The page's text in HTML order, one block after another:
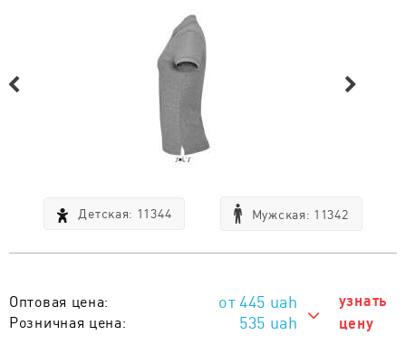
Детская: 11344 Мужская: 11342
Оптовая цена: 445 uah
Розничная цена: 535 uah
узнать
цену